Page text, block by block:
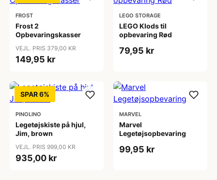
FROST
Frost 2
Opbevaringskasser
VEJL. PRIS 379,00 KR
149,95 kr
LEGO STORAGE
LEGO Klods til
opbevaring Rød
79,95 kr
SPAR 6%
PINOLINO
Legetøjskiste på hjul,
Jim, brown
VEJL. PRIS 999,00 KR
935,00 kr
MARVEL
Marvel
Legetøjsopbevaring
99,95 kr